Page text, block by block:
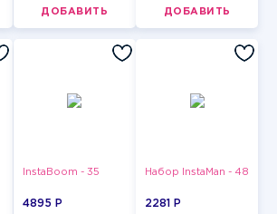
ДОБАВИТЬ ДОБАВИТЬ
InstaBoom - 35
4895 P
Набор InstaMan - 48
2281 P